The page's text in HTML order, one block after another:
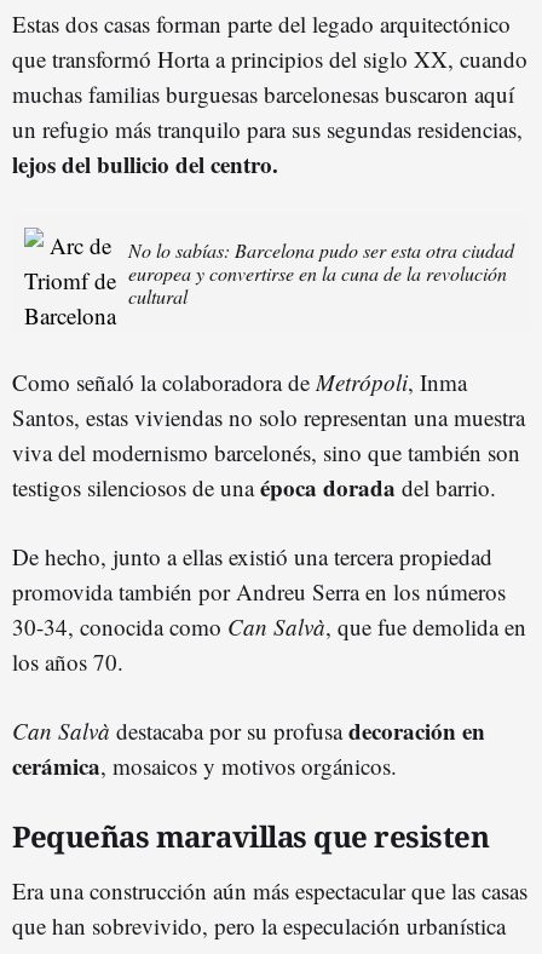
Estas dos casas forman parte del legado arquitectónico
que transformó Horta a principios del siglo XX, cuando
muchas familias burguesas barcelonesas buscaron aquí
un refugio más tranquilo para sus segundas residencias,
lejos del bullicio del centro.
No lo sabías: Barcelona pudo ser esta otra ciudad
europea y convertirse en la cuna de la revolución
cultural
Como señaló la colaboradora de Metrópoli, Inma
Santos, estas viviendas no solo representan una muestra
viva del modernismo barcelonés, sino que también son
testigos silenciosos de unaépoca dorada del barrio.
De hecho, junto a ellas existió una tercera propiedad
promovida también por Andreu Serra en los números
30-34, conocida como Can Salvà, que fue demolida en
los años 70.
Can Salvà destacaba por su profusadecoración en
cerámica, mosaicos y motivos orgánicos.
Pequeñas maravillas que resisten
Era una construcción aún más espectacular que las casas
que han sobrevivido, pero la especulación urbanística